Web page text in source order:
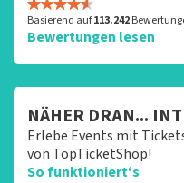
Basierend auf113.242
Bewertungen lesen
NÄHER DRAN...
Erlebe Events mit
von TopTicketShop!
So funktioniert‘s